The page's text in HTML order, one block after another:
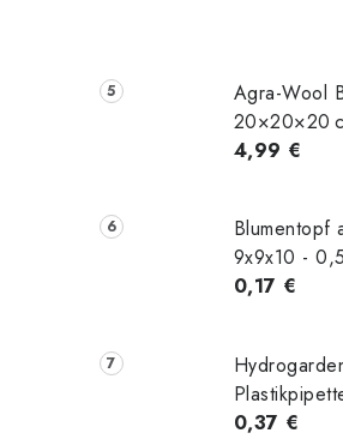
Agra-Wool
20×20×20
4,99 €
Blumentopf
9x9x10 -
0,17 €
0,37 €